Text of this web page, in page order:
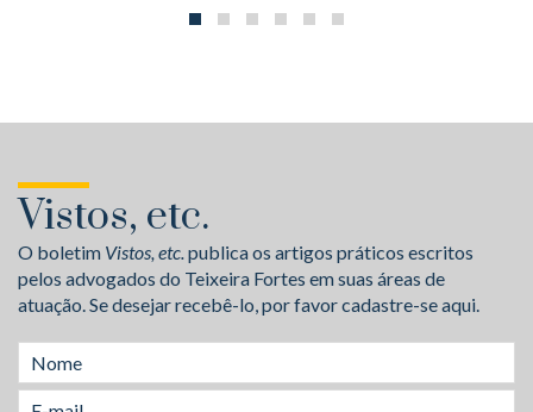
Vistos, etc.
O boletim Vistos, etc.publica os artigos práticos escritos
pelos advogados do Teixeira Fortes em suas áreas de
atuação. Se desejar recebê-lo, por favor cadastre-se aqui.